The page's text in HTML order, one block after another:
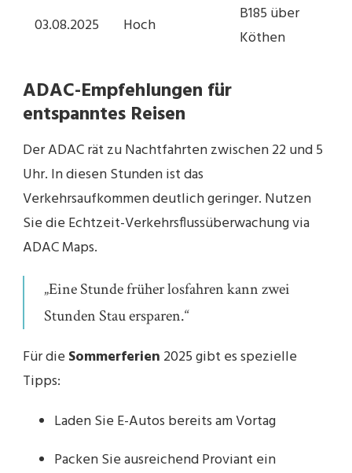
03.08.2025 Hoch
B185 über
Köthen
ADAC-Empfehlungen für
entspanntes Reisen
Der ADAC rät zu Nachtfahrten zwischen 22 und 5
Uhr. In diesen Stunden ist das
Verkehrsaufkommen deutlich geringer. Nutzen
Sie die Echtzeit-Verkehrsflussüberwachung via
ADAC Maps.
„Eine Stunde früher losfahren kann zwei
Stunden Stau ersparen.“
Für die Sommerferien 2025 gibt es spezielle
Tipps:
Laden Sie E-Autos bereits am Vortag
Packen Sie ausreichend Proviant ein